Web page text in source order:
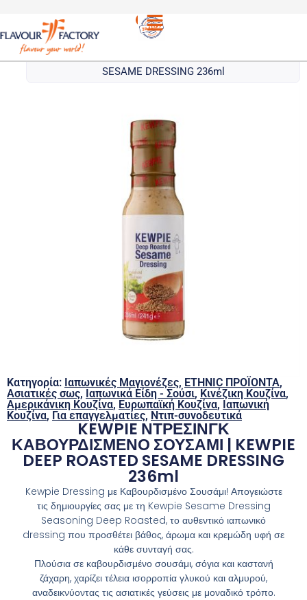
Ασιατικές
σως
/
KEWPIE ΝΤΡΕΣΙΝΓΚ ΚΑΒΟΥΡΔΙΣΜΕΝΟ
SESAME DRESSING 236ml
Κατηγορία: Ιαπωνικές Μαγιονέζες, ETHNIC ΠΡΟΪΟΝΤΑ,
Ασιατικές σως, Ιαπωνικά Είδη - Σούσι, Κινέζικη Κουζίνα,
Αμερικάνικη Κουζίνα, Ευρωπαϊκή Κουζίνα, Ιαπωνική
Κουζίνα, Για επαγγελματίες, Ντιπ-συνοδευτικά
KEWPIE ΝΤΡΕΣΙΝΓΚ
ΚΑΒΟΥΡΔΙΣΜΕΝΟ ΣΟΥΣΑΜΙ | KEWPIE
DEEP ROASTED SESAME DRESSING
236ml
Kewpie Dressing με Καβουρδισμένο Σουσάμι! Απογειώστε
τις δημιουργίες σας με τη Kewpie Sesame Dressing
Seasoning Deep Roasted, το αυθεντικό ιαπωνικό
dressing που προσθέτει βάθος, άρωμα και κρεμώδη υφή σε
κάθε συνταγή σας.
Πλούσια σε καβουρδισμένο σουσάμι, σόγια και καστανή
ζάχαρη, χαρίζει τέλεια ισορροπία γλυκού και αλμυρού,
αναδεικνύοντας τις ασιατικές γεύσεις με μοναδικό τρόπο.